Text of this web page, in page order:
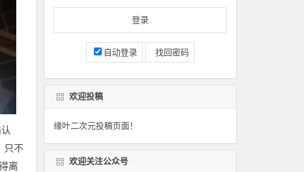
只不
离
自动登录 找回密码
欢迎投稿
缘叶二次元投稿页面！
欢迎关注公众号